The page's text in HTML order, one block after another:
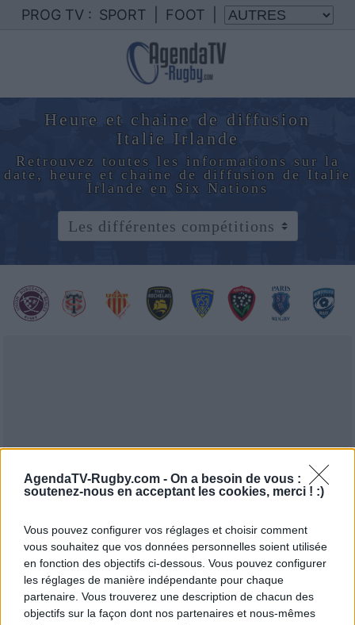
AgendaTV-Rugby.com - On a besoin de vous :
soutenez-nous en acceptant les cookies, merci ! :)
Vous pouvez configurer vos réglages et choisir comment
vous souhaitez que vos données personnelles soient utilisée
en fonction des objectifs ci-dessous. Vous pouvez configurer
les réglages de manière indépendante pour chaque
partenaire. Vous trouverez une description de chacun des
objectifs sur la façon dont nos partenaires et nous-mêmes
PROG TV : SPORT FOOT
Heure et chaine de diffusion
Italie Irlande
Retrouvez toutes les informations sur la
date, heure et chaine de diffusion de Italie
Irlande en Six Nations